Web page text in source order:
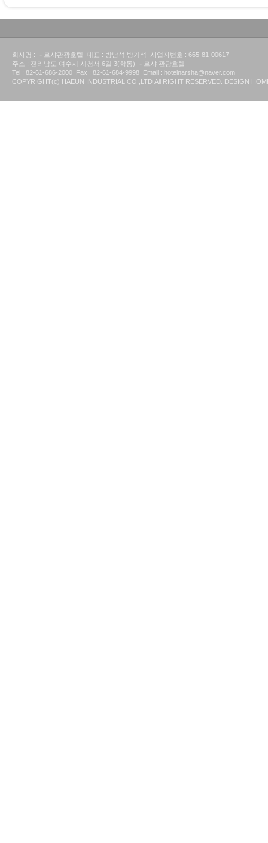
회사명 : 나르샤관광호텔 대표 : 방남석,방기석 사업자번호 : 665-81-00617
주소 : 전라남도 여수시 시청서 6길 3(학동) 나르샤 관광호텔
Tel : 82-61-686-2000 Fax : 82-61-684-9998 Email : hotelnarsha@naver.com
COPYRIGHT(c) HAEUN INDUSTRIAL CO.,LTD All RIGHT RESERVED. DESIGN